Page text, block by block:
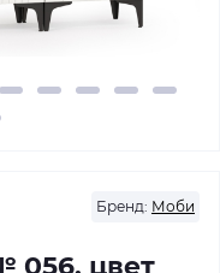
Бренд: Моби
056, цвет